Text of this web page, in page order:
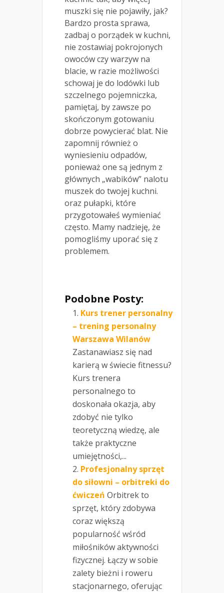
muszki się nie pojawiły, jak?
Bardzo prosta sprawa,
zadbaj o porządek w kuchni,
nie zostawiaj pokrojonych
owoców czy warzyw na
blacie, w razie możliwości
schowaj je do lodówki lub
szczelnego pojemniczka,
pamiętaj, by zawsze po
skończonym gotowaniu
dobrze powycierać blat. Nie
zapomnij również o
wyniesieniu odpadów,
ponieważ one są jednym z
głównych „wabików” nalotu
muszek do twojej kuchni.
oraz pułapki, które
przygotowałeś wymieniać
często. Mamy nadzieję, że
pomogliśmy uporać się z
problemem.
Podobne Posty:
Kurs trener personalny
– trening personalny
Warszawa Wilanów
Zastanawiasz się nad
karierą w świecie fitnessu?
Kurs trenera
personalnego to
doskonała okazja, aby
zdobyć nie tylko
teoretyczną wiedzę, ale
także praktyczne
umiejętności,...
Profesjonalny sprzęt
do siłowni – orbitreki do
ćwiczeń Orbitrek to
sprzęt, który zdobywa
coraz większą
popularność wśród
miłośników aktywności
fizycznej. Łączy w sobie
zalety bieżni i roweru
stacjonarnego, oferując